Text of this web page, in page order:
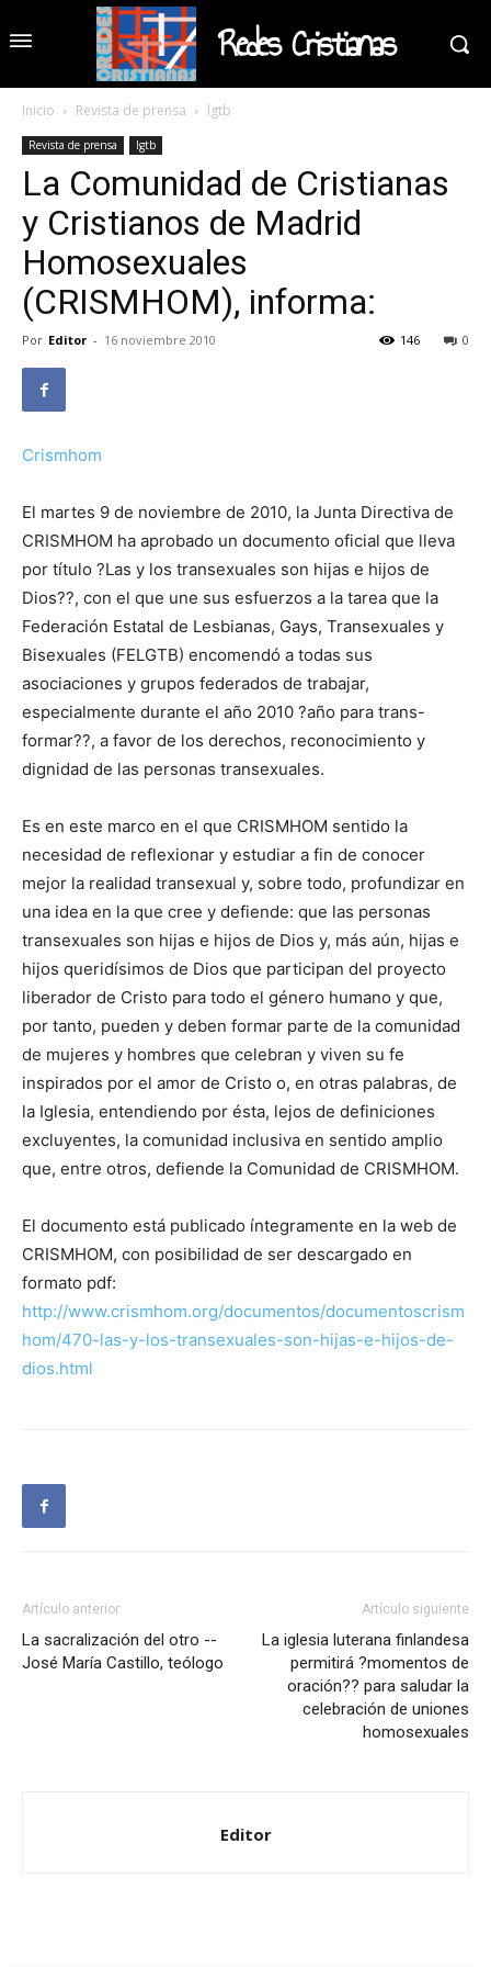
Redes Cristianas
Inicio Revista de prensa lgtb
Revista de prensa lgtb
La Comunidad de Cristianas
y Cristianos de Madrid
Homosexuales
(CRISMHOM), informa:
Por Editor - 16 noviembre 2010 0
146
Crismhom
El martes 9 de noviembre de 2010, la Junta Directiva de
CRISMHOM ha aprobado un documento oficial que lleva
por título ?Las y los transexuales son hijas e hijos de
Dios??, con el que une sus esfuerzos a la tarea que la
Federación Estatal de Lesbianas, Gays, Transexuales y
Bisexuales (FELGTB) encomendó a todas sus
asociaciones y grupos federados de trabajar,
especialmente durante el año 2010 ?año para trans-
formar??, a favor de los derechos, reconocimiento y
dignidad de las personas transexuales.
Es en este marco en el que CRISMHOM sentido la
necesidad de reflexionar y estudiar a fin de conocer
mejor la realidad transexual y, sobre todo, profundizar en
una idea en la que cree y defiende: que las personas
transexuales son hijas e hijos de Dios y, más aún, hijas e
hijos queridísimos de Dios que participan del proyecto
liberador de Cristo para todo el género humano y que,
por tanto, pueden y deben formar parte de la comunidad
de mujeres y hombres que celebran y viven su fe
inspirados por el amor de Cristo o, en otras palabras, de
la Iglesia, entendiendo por ésta, lejos de definiciones
excluyentes, la comunidad inclusiva en sentido amplio
que, entre otros, defiende la Comunidad de CRISMHOM.
El documento está publicado íntegramente en la web de
CRISMHOM, con posibilidad de ser descargado en
formato pdf:
http://www.crismhom.org/documentos/documentoscrism
hom/470-las-y-los-transexuales-son-hijas-e-hijos-de-
dios.html
Artículo anterior
La sacralización del otro --
José María Castillo, teólogo
Artículo siguiente
La iglesia luterana finlandesa
permitirá ?momentos de
oración?? para saludar la
celebración de uniones
homosexuales
Editor